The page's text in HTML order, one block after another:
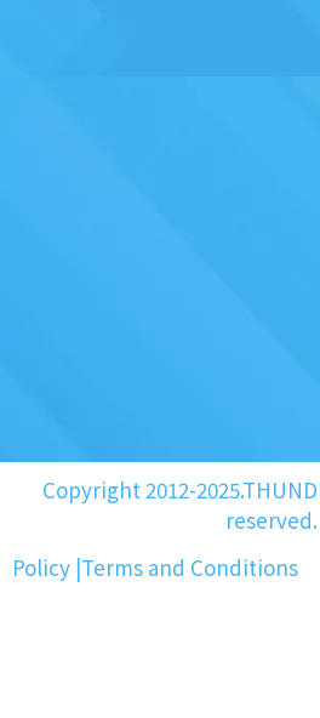
Copyright 2012-
reserved.
Policy |Terms and Conditions